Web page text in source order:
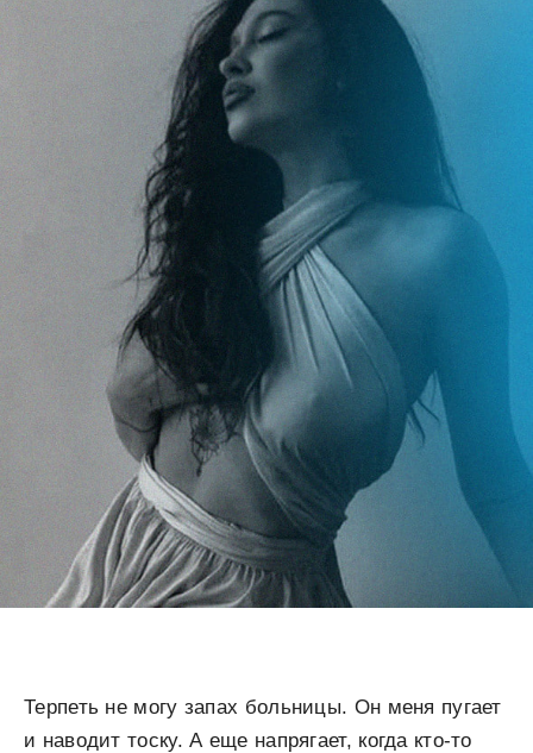
Терпеть не могу запах больницы. Он меня пугает
и наводит тоску. А еще напрягает, когда кто-то